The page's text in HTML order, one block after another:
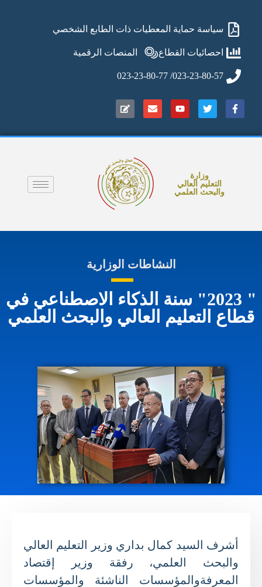
سياسة حماية المعطيات ذات الطابع الشخصي
احصائيات القطاع المنصات الرقمية
023-23-80-57/ 023-23-80-77
وزارة
التعليم العالي
والبحث العلمي
النشاطات الوزارية
" 2023" سنة الذكاء الاصطناعي في
قطاع التعليم العالي والبحث العلمي
أشرف السيد كمال بداري وزير التعليم العالي
والبحث العلمي، رفقة وزير إقتصاد
المعرفةوالمؤسسات الناشئة والمؤسسات